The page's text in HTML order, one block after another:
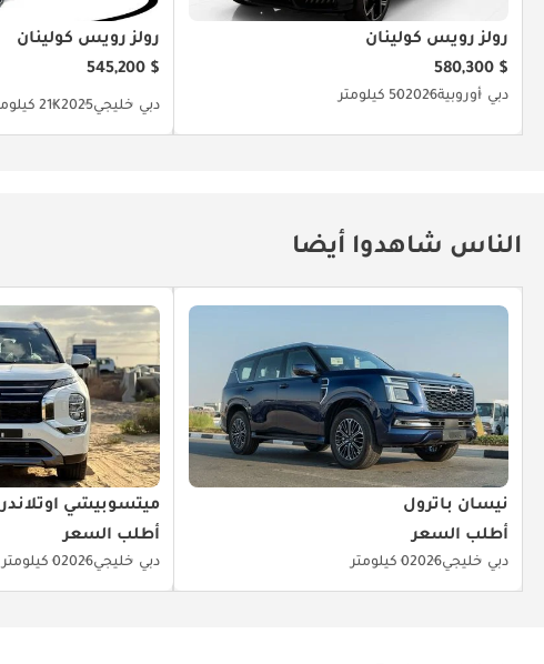
رولز رويس كولينان
$ 580,300
دبي أوروبية202650 كيلومتر
رولز رويس كولينان
$ 545,200
دبي خليجي202521K كيلومتر
الناس شاهدوا أيضا
نيسان باترول
أطلب السعر
دبي خليجي20260 كيلومتر
ميتسوبيشي آوتلاندر
أطلب السعر
دبي خليجي20260 كيلومتر